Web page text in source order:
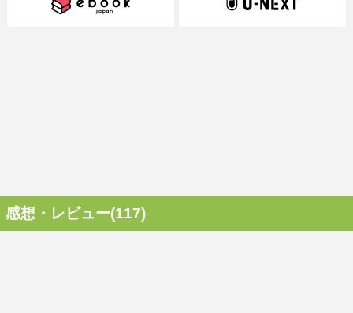
感想・レビュー(117)